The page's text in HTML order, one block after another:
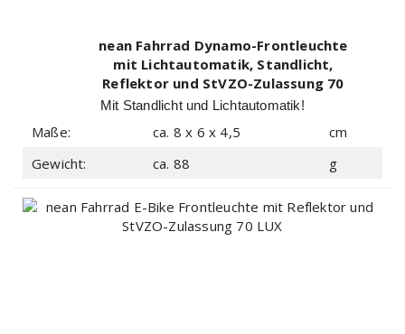
nean Fahrrad Dynamo-Frontleuchte
mit Lichtautomatik, Standlicht,
Reflektor und StVZO-Zulassung 70
LUX
Mit Standlicht und Lichtautomatik!
Maße: ca. 8 x 6 x 4,5
cm
Gewicht:
ca. 88 g